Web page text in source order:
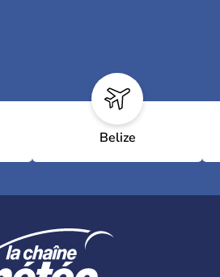
Belize